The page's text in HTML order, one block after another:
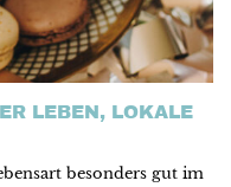
LEBEN, LOKALE U
besonders gut im